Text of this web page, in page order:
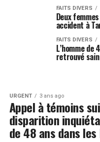
FAITS DIVERS
Deux
accident à
FAITS DIVERS
L’homme de
retrouvé
URGENT 3 ans ago
Appel à témoins
disparition
de 48 ans dans les